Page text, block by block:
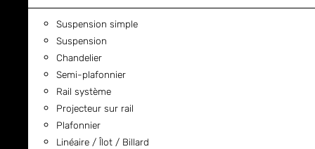
Suspension simple
Suspension
Chandelier
Semi-plafonnier
Rail système
Projecteur sur rail
Plafonnier
Linéaire / Îlot / Billard